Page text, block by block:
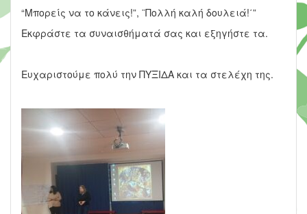
“Μπορείς να το κάνεις!”, ¨Πολλή καλή δουλειά!΄”
Εκφράστε τα συναισθήματά σας και εξηγήστε τα.
Ευχαριστούμε πολύ την ΠΥΞΙΔΑ και τα στελέχη της.